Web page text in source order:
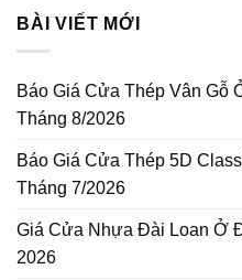
BÀI VIẾT MỚI
Báo Giá Cửa Thép Vân Gỗ
Tháng 8/2026
Báo Giá Cửa Thép 5D
Tháng 7/2026
Giá Cửa Nhựa Đài Loan Ở
2026